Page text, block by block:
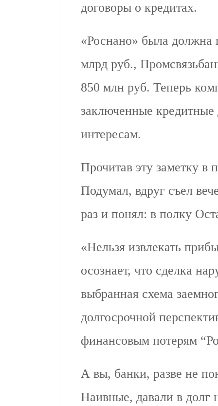
договоры о кредитах.
«Роснано» была должна
млрд руб.,
850 млн руб. Теперь
заключенные
интересам.
Прочитав эту заметку в
Подумал, вдруг съел
раз и понял: в полку
«Нельзя извлекать
осознает, что сделка
выбранная схема
долгосрочной
финансовым потерям
А вы, банки, разве не
Наивные, давали в долг